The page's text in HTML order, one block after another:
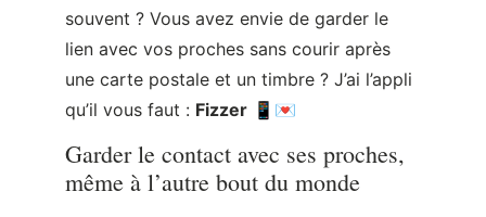
souvent ? Vous avez envie de garder le
lien avec vos proches sans courir après
une carte postale et un timbre ? J’ai l’appli
qu’il vous faut : Fizzer 📱💌
Garder le contact avec ses proches,
même à l’autre bout du monde